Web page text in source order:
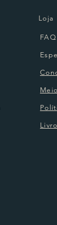
Loja
FAQ